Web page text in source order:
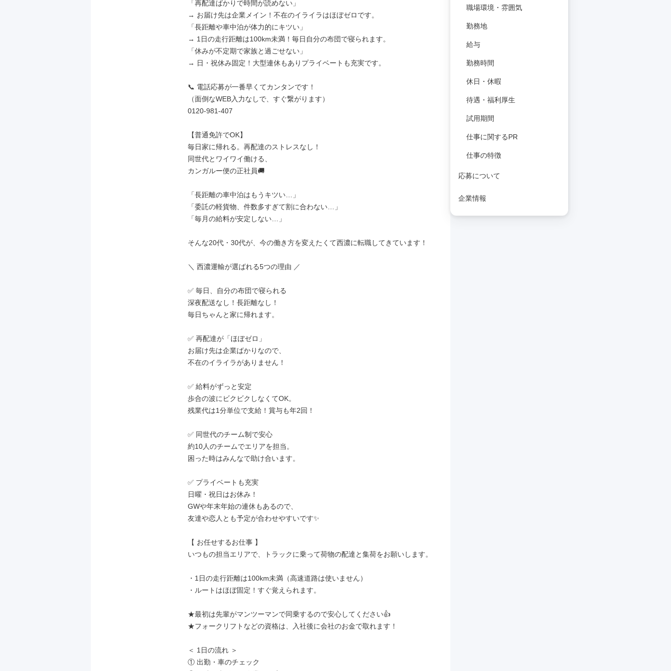
「再配達ばかりで時間が読めない」
→ お届け先は企業メイン！不在のイライラはほぼゼロです。
「長距離や車中泊が体力的にキツい」
→ 1日の走行距離は100km未満！毎日自分の布団で寝られます。
「休みが不定期で家族と過ごせない」
→ 日・祝休み固定！大型連休もありプライベートも充実です。
📞 電話応募が一番早くてカンタンです！
（面倒なWEB入力なしで、すぐ繋がります）
0120-981-407
【普通免許でOK】
毎日家に帰れる。再配達のストレスなし！
同世代とワイワイ働ける、
カンガルー便の正社員🚚
「長距離の車中泊はもうキツい…」
「委託の軽貨物、件数多すぎて割に合わない…」
「毎月の給料が安定しない…」
そんな20代・30代が、今の働き方を変えたくて西濃に転職してきています！
＼ 西濃運輸が選ばれる5つの理由 ／
✅ 毎日、自分の布団で寝られる
深夜配送なし！長距離なし！
毎日ちゃんと家に帰れます。
✅ 再配達が「ほぼゼロ」
お届け先は企業ばかりなので、
不在のイライラがありません！
✅ 給料がずっと安定
歩合の波にビクビクしなくてOK。
残業代は1分単位で支給！賞与も年2回！
✅ 同世代のチーム制で安心
約10人のチームでエリアを担当。
困った時はみんなで助け合います。
✅ プライベートも充実
日曜・祝日はお休み！
GWや年末年始の連休もあるので、
友達や恋人とも予定が合わせやすいです✨
【 お任せするお仕事 】
いつもの担当エリアで、トラックに乗って荷物の配達と集荷をお願いします。
・1日の走行距離は100km未満（高速道路は使いません）
・ルートはほぼ固定！すぐ覚えられます。
★最初は先輩がマンツーマンで同乗するので安心してください👍
★フォークリフトなどの資格は、入社後に会社のお金で取れます！
＜ 1日の流れ ＞
① 出勤・車のチェック
職場環境・雰囲気
勤務地
給与
勤務時間
休日・休暇
待遇・福利厚生
試用期間
仕事に関するPR
仕事の特徴
応募について
企業情報